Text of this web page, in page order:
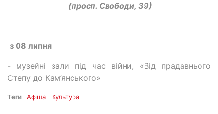
(просп. Свободи, 39)
з 08 липня
-
музейні зали під час війни, «Від прадавнього
Степу до Кам’янського»
Теги Афіша Культура